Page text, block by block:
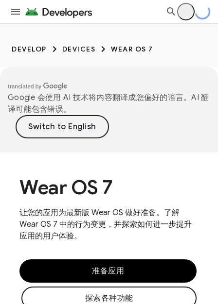
DEVELOP DEVICES WEAR OS 7
Google 会使用 AI 技术将内容翻译成您偏好的语言。AI 翻
译可能包含错误。
Wear OS 7
让您的应用为最新版 Wear OS 做好准备。了解
Wear OS 7 中的行为变更，并探索如何进一步提升
应用的用户体验。
准备应用
探索各种功能